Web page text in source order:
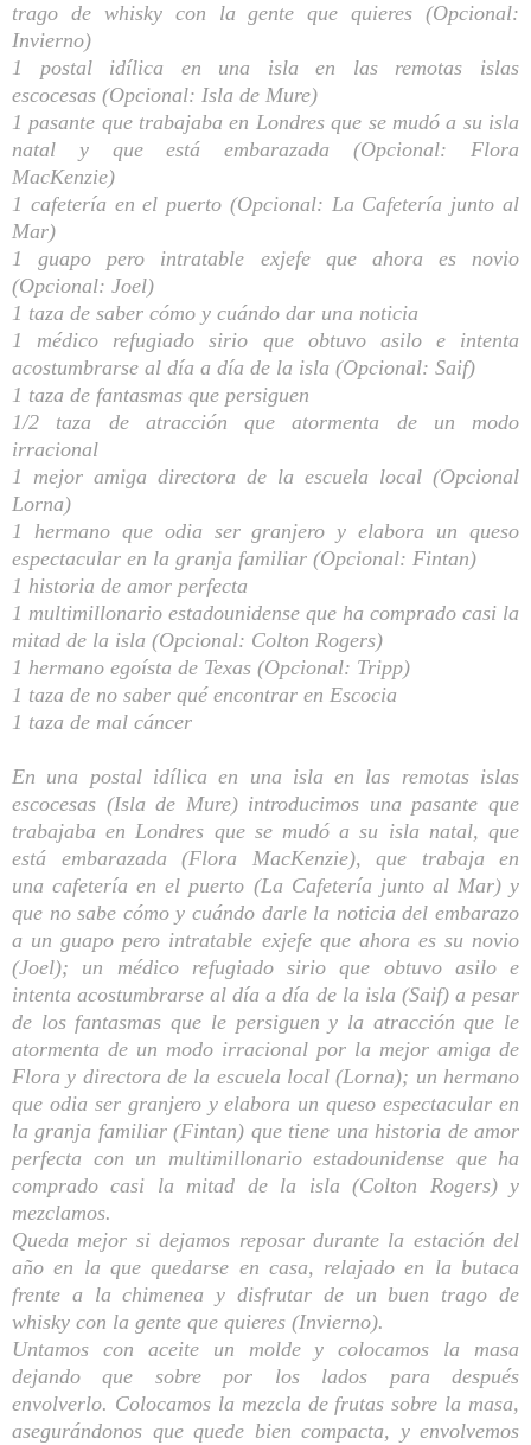
trago de whisky con la gente que quieres (Opcional:
Invierno)
1 postal idílica en una islaen las remotas islas
escocesas (Opcional: Isla de Mure)
1 pasante que trabajaba en Londres que se mudó a su isla
natal y que está embarazada (Opcional: Flora
MacKenzie)
1 cafetería en el puerto (Opcional: La Cafetería junto al
Mar)
1 guapo pero intratable exjefe que ahora es novio
(Opcional: Joel)
1 taza de saber cómo y cuándo dar una noticia
1 médico refugiado sirio que obtuvo asilo e intenta
acostumbrarse al día a día de la isla (Opcional: Saif)
1 taza de fantasmas que persiguen
1/2 taza de atracción que atormenta de un modo
irracional
1 mejor amiga directora de la escuela local (Opcional
Lorna)
1 hermano que odia ser granjero y elabora un queso
espectacular en la granja familiar (Opcional: Fintan)
1 historia de amor perfecta
1 multimillonario estadounidense que ha comprado casi la
mitad de la isla (Opcional: Colton Rogers)
1 hermano egoísta de Texas (Opcional: Tripp)
1 taza de no saber qué encontrar en Escocia
1 taza de mal cáncer
En una postal idílica en una islaen las remotas islas
escocesas (Isla de Mure) introducimos unapasante que
trabajaba en Londres que se mudó a su isla natal, que
está embarazada (Flora MacKenzie), que trabaja en
unacafetería en el puerto (La Cafetería junto al Mar) y
que no sabe cómo y cuándo darle la noticia del embarazo
a un guapo pero intratable exjefe que ahora es su novio
(Joel); un médico refugiado sirio que obtuvo asilo e
intenta acostumbrarse al día a día de la isla (Saif) a pesar
de los fantasmas que le persiguen y la atracción que le
atormenta de un modo irracional por la mejor amiga de
Flora y directora de la escuela local (Lorna); un hermano
que odia ser granjero y elabora un queso espectacular en
la granja familiar (Fintan) que tiene unahistoria de amor
perfecta con un multimillonario estadounidense que ha
comprado casi la mitad de la isla (Colton Rogers) y
mezclamos.
Queda mejor si dejamos reposar durante la estación del
año en la que quedarse en casa, relajado en la butaca
frente a la chimenea y disfrutar de un buen trago de
whisky con la gente que quieres (Invierno).
Untamos con aceite un molde y colocamos la masa
dejando que sobre por los lados para después
envolverlo. Colocamos la mezcla de frutas sobre la masa,
asegurándonos que quede bien compacta, y envolvemos